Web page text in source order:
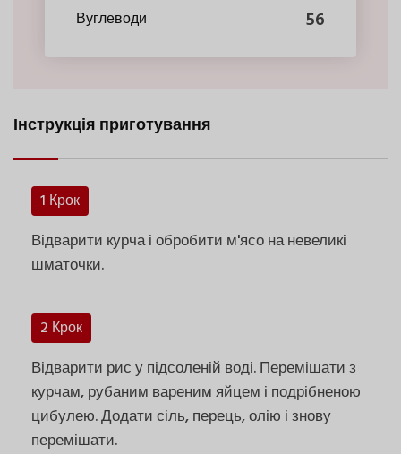
Вуглеводи 56
Інструкція приготування
1 Крок
Відварити курча і обробити м'ясо на невеликі
шматочки.
2 Крок
Відварити рис у підсоленій воді. Перемішати з
курчам, рубаним вареним яйцем і подрібненою
цибулею. Додати сіль, перець, олію і знову
перемішати.